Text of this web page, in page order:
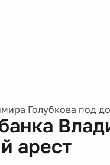
Голубкова под
арест